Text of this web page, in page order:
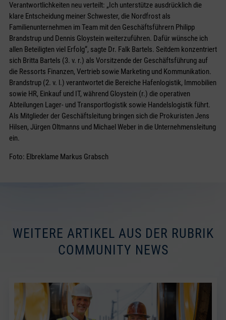
Verantwortlichkeiten neu verteilt: „Ich unterstütze ausdrücklich die
klare Entscheidung meiner Schwester, die Nordfrost als
Familienunternehmen im Team mit den Geschäftsführern Philipp
Brandstrup und Dennis Gloystein weiterzuführen. Dafür wünsche ich
allen Beteiligten viel Erfolg“, sagte Dr. Falk Bartels. Seitdem konzentriert
sich Britta Bartels (3. v. r.) als Vorsitzende der Geschäftsführung auf
die Ressorts Finanzen, Vertrieb sowie Marketing und Kommunikation.
Brandstrup (2. v. l.) verantwortet die Bereiche Hafenlogistik, Immobilien
sowie HR, Einkauf und IT, während Gloystein (r.) die operativen
Abteilungen Lager- und Transportlogistik sowie Handelslogistik führt.
Als Mitglieder der Geschäftsleitung bringen sich die Prokuristen Jens
Hilsen, Jürgen Oltmanns und Michael Weber in die Unternehmensleitung
ein.
Foto: Elbreklame Markus Grabsch
WEITERE ARTIKEL AUS DER RUBRIK
COMMUNITY NEWS